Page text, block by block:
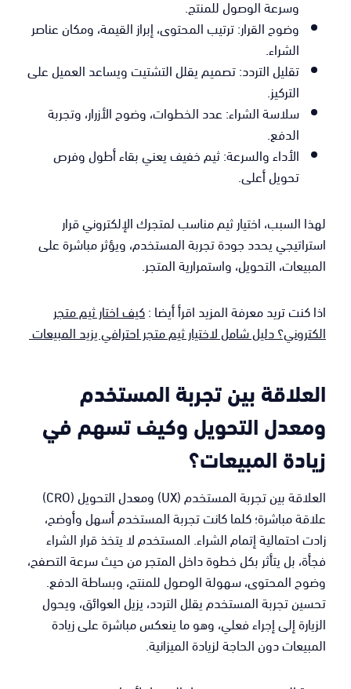
وسرعة الوصول للمنتج.
وضوح القرار: ترتيب المحتوى، إبراز القيمة، ومكان عناصر
الشراء.
تقليل التردد: تصميم يقلل التشتيت ويساعد العميل على
التركيز.
سلاسة الشراء: عدد الخطوات، وضوح الأزرار، وتجربة
الدفع.
الأداء والسرعة: ثيم خفيف يعني بقاء أطول وفرص
تحويل أعلى.
لهذا السبب، اختيار ثيم مناسب لمتجرك الإلكتروني قرار
استراتيجي يحدد جودة تجربة المستخدم، ويؤثر مباشرة على
المبيعات، التحويل، واستمرارية المتجر.
اذا كنت تريد معرفة المزيد اقرأ أيضا :كيف اختار ثيم متجر
الكتروني؟ دليل شامل لاختيار ثيم متجر احترافي يزيد المبيعات
العلاقة بين تجربة المستخدم
ومعدل التحويل وكيف تسهم في
زيادة المبيعات؟
العلاقة بين تجربة المستخدم (UX) ومعدل التحويل (CRO)
علاقة مباشرة؛ كلما كانت تجربة المستخدم أسهل وأوضح،
زادت احتمالية إتمام الشراء. المستخدم لا يتخذ قرار الشراء
فجأة، بل يتأثر بكل خطوة داخل المتجر من حيث سرعة التصفح،
وضوح المحتوى، سهولة الوصول للمنتج، وبساطة الدفع.
تحسين تجربة المستخدم يقلل التردد، يزيل العوائق، ويحول
الزيارة إلى إجراء فعلي، وهو ما ينعكس مباشرة على زيادة
المبيعات دون الحاجة لزيادة الميزانية.